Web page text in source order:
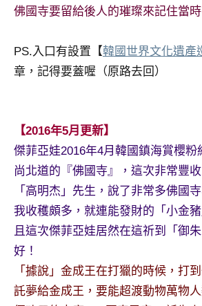
客
遊
雜
欄、
光
局
合
作
人
對
象。
★
佛國寺要留給後人的璀璨來記住當時
PS.入口有設置【韓國世界文化遺產
章，記得要蓋喔（原路去回）
【2016年5月更新】
傑菲亞娃2016年4月韓國鎮海賞櫻粉
尚北道的『佛國寺』，這次非常豐
「高明杰」先生，說了非常多佛國
我收穫頗多，就連能發財的「小金
且這次傑菲亞娃居然在這祈到「御
好！
「據說」金成王在打獵的時候，打
託夢給金成王，要能超渡動物萬物